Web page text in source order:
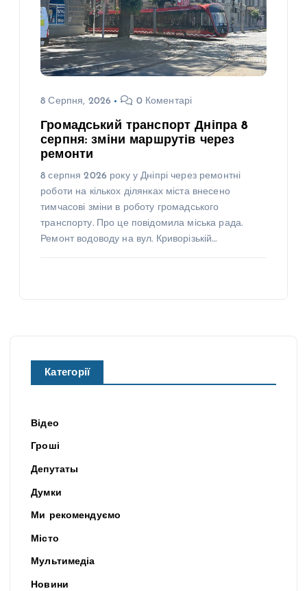
8 Серпня, 2026 0 Коментарі
Громадський транспорт Дніпра 8
серпня: зміни маршрутів через
ремонти
8 серпня 2026 року у Дніпрі через ремонтні
роботи на кількох ділянках міста внесено
тимчасові зміни в роботу громадського
транспорту. Про це повідомила міська рада.
Ремонт водоводу на вул. Криворізькій…
Категорії
Відео
Гроші
Депутаты
Думки
Ми рекомендуємо
Місто
Мультимедіа
Новини